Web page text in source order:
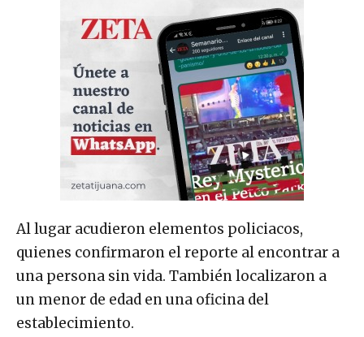
Al lugar acudieron elementos policiacos,
quienes confirmaron el reporte al encontrar a
una persona sin vida. También localizaron a
un menor de edad en una oficina del
establecimiento.